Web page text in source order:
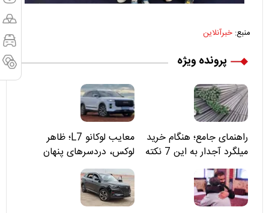
منبع: خبرآنلاین
پرونده ویژه
راهنمای جامع؛ هنگام خرید
میلگرد آجدار به این 7 نکته
توجه کنید
معایب لوکانو L7؛ ظاهر
لوکس، دردسرهای پنهان